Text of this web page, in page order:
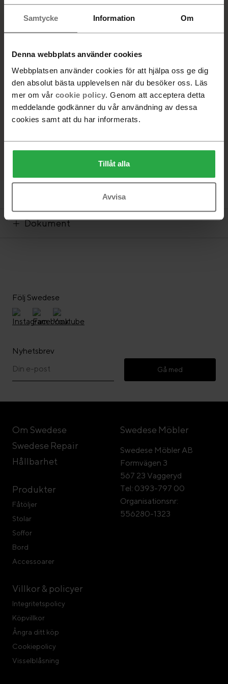
Samtycke Information Om
Denna webbplats använder cookies
Webbplatsen använder cookies för att hjälpa oss ge dig
den absolut bästa upplevelsen när du besöker oss. Läs
mer om vår cookie policy. Genom att acceptera detta
meddelande godkänner du vår användning av dessa
cookies samt att du har informerats.
Tillåt alla
Avvisa
Vit laminat, Valnöt naturlack
Vit laminat, Ek vitpigmenterad lack
VALD PRODUKT
Beställningsvara. Leveranstid 6-8 veckor
- +
Lägg i varukorg
Hitta återförsäljare
Produktinformation
Dokument
Följ Swedese
Nyhetsbrev
Gå med
Om Swedese
Swedese Repair
Hållbarhet
Produkter
Fåtöljer
Stolar
Soffor
Bord
Accessoarer
Villkor & policyer
Integritetspolicy
Köpvillkor
Ångra ditt köp
Cookiepolicy
Visselblåsning
Swedese Möbler
Swedese Möbler AB
Formvägen 3
567 23 Vaggeryd
Tel: 0393-797 00
Organisationsnr:
556280-1323